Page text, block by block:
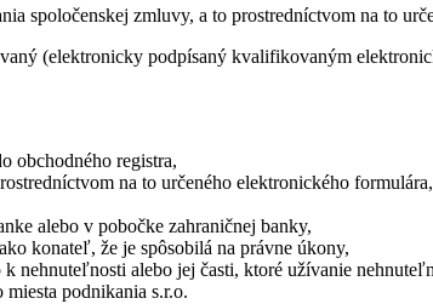
spoločenskej zmluvy, a to prostredníctvom na to
(elektronicky podpísaný kvalifikovaným
obchodného registra,
na to určeného elektronického formulára,
alebo v pobočke zahraničnej banky,
konateľ, že je spôsobilá na právne úkony,
nehnuteľnosti alebo jej časti, ktoré užívanie
podnikania s.r.o.